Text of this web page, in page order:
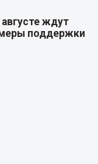
ждут
поддержки